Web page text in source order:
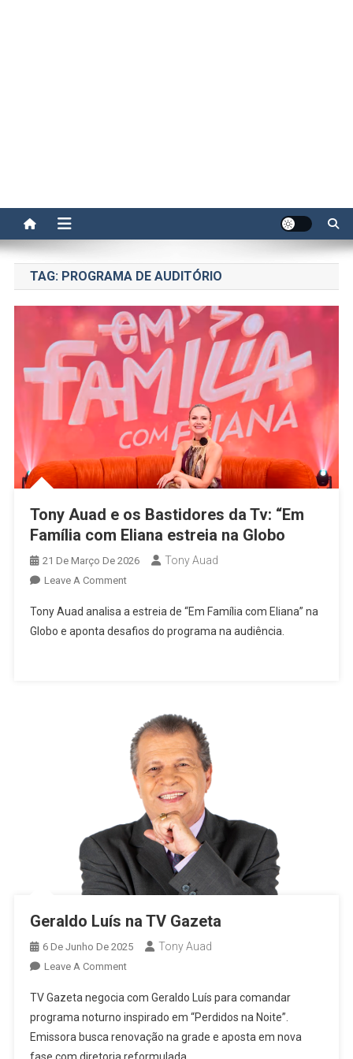
TAG: PROGRAMA DE AUDITÓRIO
Tony Auad e os Bastidores da Tv: “Em
Família com Eliana estreia na Globo
21 De Março De 2026 Tony Auad
Leave A CommentOn
Auad
E
“Em
Família
Com
Eliana
Estreia
Globo
Tony Auad analisa a estreia de “Em Família com Eliana” na
Globo e aponta desafios do programa na audiência.
Geraldo Luís na TV Gazeta
6 De Junho De 2025 Tony Auad
Leave A CommentOn
Luís
Na
TV
Gazeta
TV Gazeta negocia com Geraldo Luís para comandar
programa noturno inspirado em “Perdidos na Noite”.
Emissora busca renovação na grade e aposta em nova
fase com diretoria reformulada.